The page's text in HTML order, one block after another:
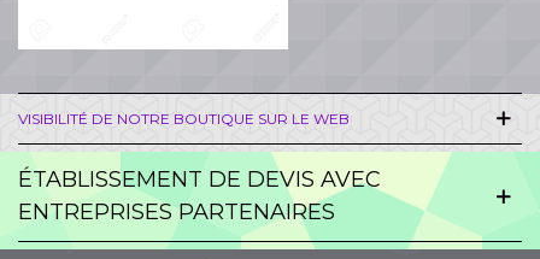
VISIBILITÉ DE NOTRE BOUTIQUE SUR LE WEB
ÉTABLISSEMENT DE DEVIS AVEC
ENTREPRISES PARTENAIRES